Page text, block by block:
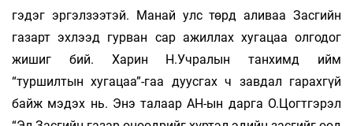
гэдэг эргэлзээтэй. Манай улс төрд аливаа Засгийн
газарт эхлээд гурван сар ажиллах хугацаа олгодог
жишиг бий. Харин Н.Учралын танхимд ийм
“туршилтын хугацаа”-гаа дуусгах ч завдал гарахгүй
байж мэдэх нь. Энэ талаар АН-ын дарга О.Цогтгэрэл